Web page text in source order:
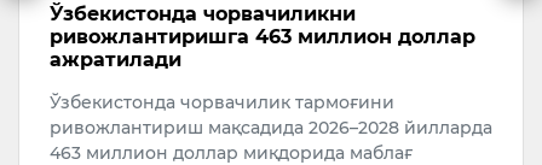
Ўзбекистонда чорвачиликни
ривожлантиришга 463 миллион доллар
ажратилади
Ўзбекистонда чорвачилик тармоғини
ривожлантириш мақсадида 2026–2028 йилларда
463 миллион доллар миқдорида маблағ